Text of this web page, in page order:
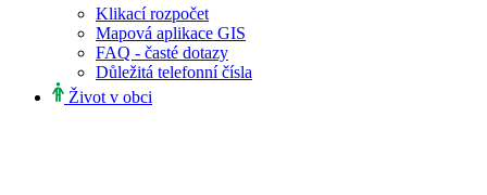
Klikací rozpočet
Mapová aplikace GIS
FAQ - časté dotazy
Důležitá telefonní čísla
Život v obci